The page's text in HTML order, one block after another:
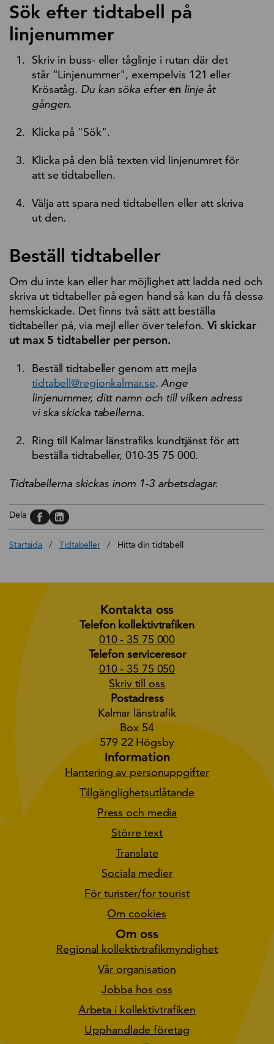
Sök efter tidtabell på
linjenummer
Skriv in buss- eller tåglinje i rutan där det
står "Linjenummer", exempelvis 121 eller
Krösatåg. Du kan söka efteren linje åt
gången.
Klicka på "Sök".
Klicka på den blå texten vid linjenumret för
att se tidtabellen.
Välja att spara ned tidtabellen eller att skriva
ut den.
Beställ tidtabeller
Om du inte kan eller har möjlighet att ladda ned och
skriva ut tidtabeller på egen hand så kan du få dessa
hemskickade. Det finns två sätt att beställa
tidtabeller på, via mejl eller över telefon. Vi skickar
ut max 5 tidtabeller per person.
Beställ tidtabeller genom att mejla
tidtabell@regionkalmar.se.Ange
linjenummer, ditt namn och till vilken adress
vi ska skicka tabellerna.
Ring till Kalmar länstrafiks kundtjänst för att
beställa tidtabeller, 010-35 75 000.
Tidtabellerna skickas inom 1-3 arbetsdagar.
Dela Dela på, Facebook
Dela på, Linkedin
Startsida / Tidtabeller / Hitta din tidtabell
Kontakta oss
Telefon kollektivtrafiken
010 - 35 75 000
Telefon serviceresor
010 - 35 75 050
Skriv till oss
Postadress
Kalmar länstrafik
Box 54
579 22 Högsby
Information
Hantering av personuppgifter
Tillgänglighetsutlåtande
Press och media
Större text
Translate
Sociala medier
För turister/for tourist
Om cookies
Om oss
Regional kollektivtrafikmyndighet
Vår organisation
Jobba hos oss
Arbeta i kollektivtrafiken
Upphandlade företag